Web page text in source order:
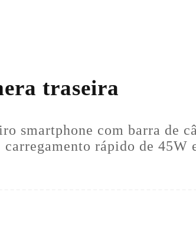
traseira
smartphone com barra de
rápido de 45W